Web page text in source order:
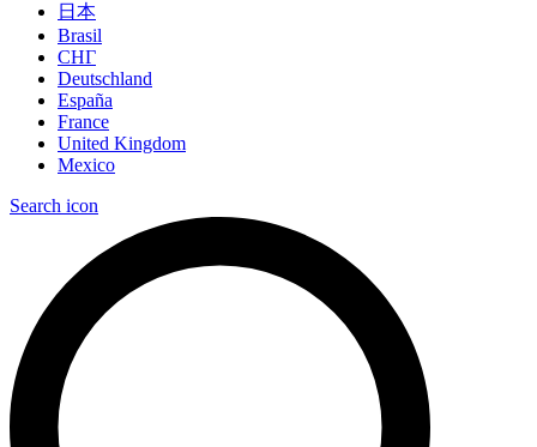
日本
Brasil
СНГ
Deutschland
España
France
United Kingdom
Mexico
Search icon